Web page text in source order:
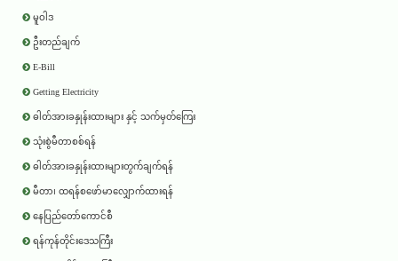
မူဝါဒ
ဦးတည်ချက်
E-Bill
Getting Electricity
ဓါတ်အားခနှုန်းထားများ နှင့် သက်မှတ်ကြေး
သုံးစွဲမီတာစစ်ရန်
ဓါတ်အားခနှုန်းထားများတွက်ချက်ရန်
မီတာ၊ ထရန်စဖော်မာလျှောက်ထားရန်
နေပြည်တော်ကောင်စီ
ရန်ကုန်တိုင်းဒေသကြီး